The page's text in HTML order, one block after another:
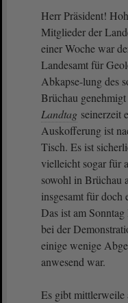
Herr Präsident!
Mitglieder der
einer Woche war
Landesamt für
Abkapse-lung des
Brüchau
Landtag seinerzeit
Auskofferung ist
Tisch. Es ist
vielleicht sogar für
sowohl in Brüchau
insgesamt für doch
Das ist am
bei der
einige wenige
anwesend war.
Es gibt mittlerweile